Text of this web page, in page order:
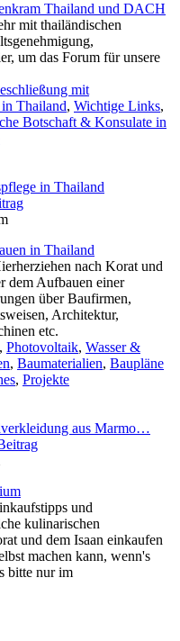
Thailand und DACH
mit thailändischen
um das Forum für unsere
mit
Thailand, Wichtige Links,
Botschaft & Konsulate in
in Thailand
in Thailand
nach Korat und
dem Aufbauen einer
über Baufirmen,
Architektur,
etc.
, Photovoltaik, Wasser &
, Baumaterialien, Baupläne
, Projekte
aus Marmo…
und
kulinarischen
und dem Isaan einkaufen
machen kann, wenn's
bitte nur im